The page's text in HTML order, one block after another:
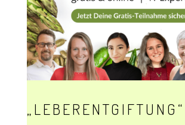
„LEBERENTGIFTUNG“